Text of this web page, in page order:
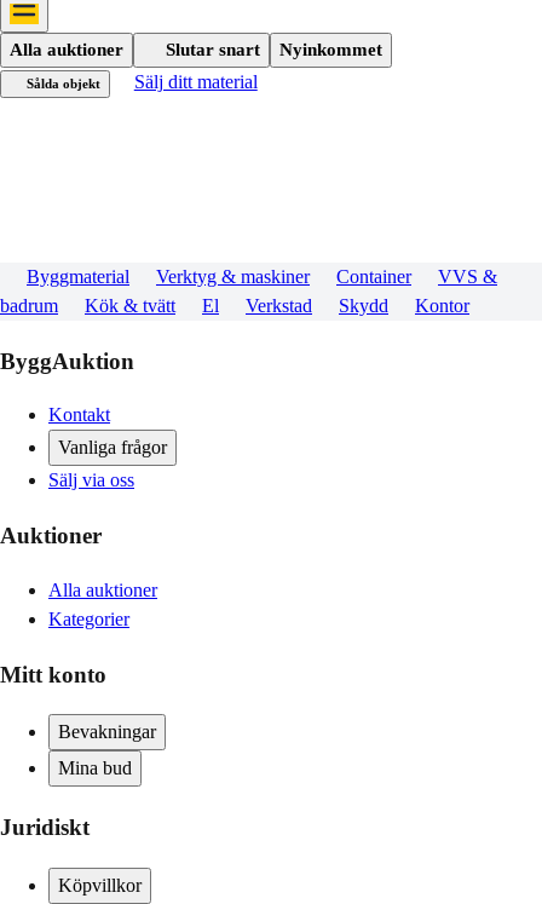
Alla auktioner Slutar snart Nyinkommet
Sålda objekt Sälj ditt material
Byggmaterial Verktyg & maskiner Container
VVS &
badrum
Kök & tvätt El Verkstad Skydd Kontor
ByggAuktion
Kontakt
Vanliga frågor
Sälj via oss
Auktioner
Alla auktioner
Kategorier
Mitt konto
Bevakningar
Mina bud
Juridiskt
Köpvillkor